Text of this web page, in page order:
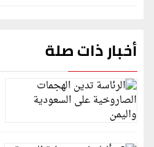
أخبار ذات صلة